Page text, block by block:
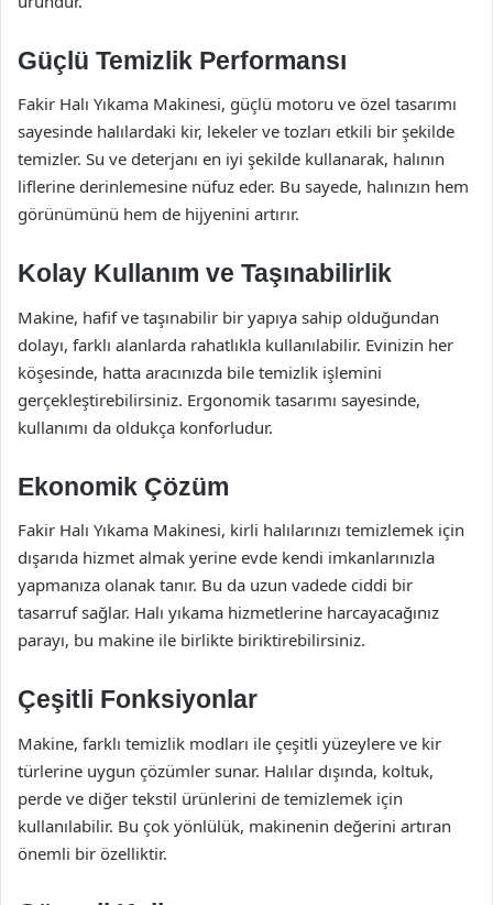
Güçlü Temizlik Performansı
Fakir Halı Yıkama Makinesi, güçlü motoru ve özel tasarımı
sayesinde halılardaki kir, lekeler ve tozları etkili bir şekilde
temizler. Su ve deterjanı en iyi şekilde kullanarak, halının
liflerine derinlemesine nüfuz eder. Bu sayede, halınızın hem
görünümünü hem de hijyenini artırır.
Kolay Kullanım ve Taşınabilirlik
Makine, hafif ve taşınabilir bir yapıya sahip olduğundan
dolayı, farklı alanlarda rahatlıkla kullanılabilir. Evinizin her
köşesinde, hatta aracınızda bile temizlik işlemini
gerçekleştirebilirsiniz. Ergonomik tasarımı sayesinde,
kullanımı da oldukça konforludur.
Ekonomik Çözüm
Fakir Halı Yıkama Makinesi, kirli halılarınızı temizlemek için
dışarıda hizmet almak yerine evde kendi imkanlarınızla
yapmanıza olanak tanır. Bu da uzun vadede ciddi bir
tasarruf sağlar. Halı yıkama hizmetlerine harcayacağınız
parayı, bu makine ile birlikte biriktirebilirsiniz.
Çeşitli Fonksiyonlar
Makine, farklı temizlik modları ile çeşitli yüzeylere ve kir
türlerine uygun çözümler sunar. Halılar dışında, koltuk,
perde ve diğer tekstil ürünlerini de temizlemek için
kullanılabilir. Bu çok yönlülük, makinenin değerini artıran
önemli bir özelliktir.